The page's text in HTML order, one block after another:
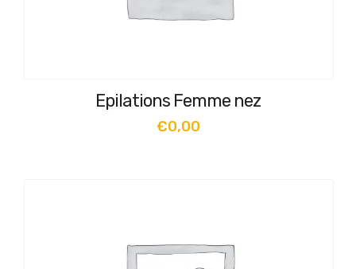
Epilations Femme nez
€0,00